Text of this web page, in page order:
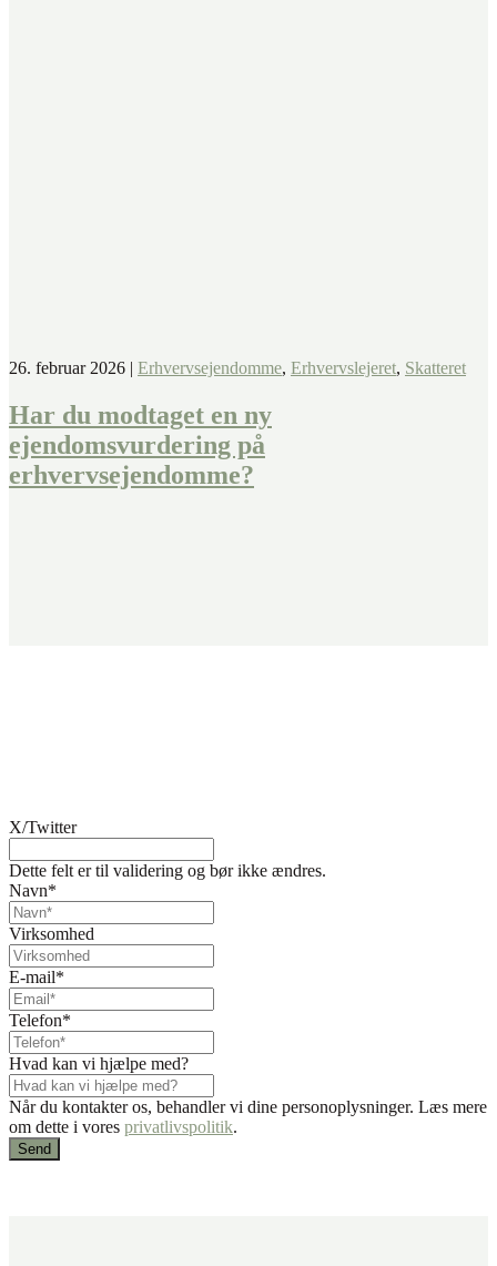
26. februar 2026 | Erhvervsejendomme, Erhvervslejeret, Skatteret
Har du modtaget en ny
ejendomsvurdering på
erhvervsejendomme?
X/Twitter
Dette felt er til validering og bør ikke ændres.
Navn*
Virksomhed
E-mail*
Telefon*
Hvad kan vi hjælpe med?
Når du kontakter os, behandler vi dine personoplysninger. Læs mere
om dette i vores privatlivspolitik.